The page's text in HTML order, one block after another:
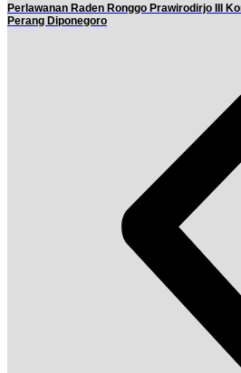
Perlawanan Raden Ronggo Prawirodirjo III
Perang Diponegoro